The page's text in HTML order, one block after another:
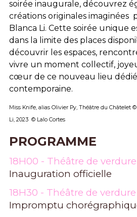
soirée inaugurale, découvrez
créations originales imaginées
Blanca Li. Cette soirée unique
dans la limite des places
découvrir les espaces,
vivre un moment collectif,
cœur de ce nouveau lieu
contemporaine.
Miss Knife, alias Olivier Py, Théâtre du
Li, 2023 © Lalo Cortes
PROGRAMME
18H00 - Théâtre de verdure
Inauguration officielle
18H30 - Théâtre de verdure
Impromptu